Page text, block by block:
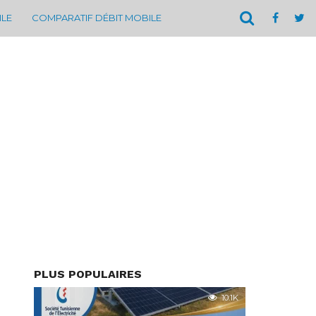
COMPARATIF DÉBIT MOBILE
PLUS POPULAIRES
10.1K